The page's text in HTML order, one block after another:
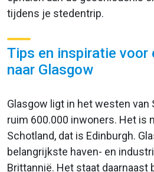
tijdens je stedentrip.
Tips en inspiratie voor
naar Glasgow
Glasgow ligt in het westen
ruim 600.000 inwoners. Het is
Schotland, dat is Edinburgh.
belangrijkste haven- en
Brittannië. Het staat daarnaast